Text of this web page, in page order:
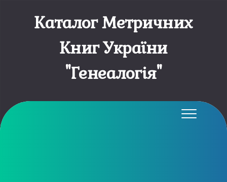
Каталог Метричних
Книг України
"Генеалогія"